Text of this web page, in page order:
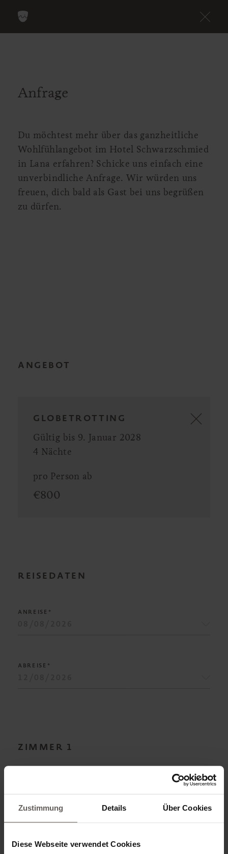
Zustimmung Details Über Cookies
Diese Webseite verwendet Cookies
Anfrage
Du möchtest mehr über das ganzheitliche
Wohlfühlangebot im Hotel Schwarzschmied
in Lana erfahren? Schicke uns einfach eine
unverbindliche Anfrage. Wir würden uns
freuen, dich bald als Gast bei uns begrüßen
zu dürfen.
ANGEBOT
GLOBETROTTING
Gültig bis 9. Januar 2028
4 Nächte
pro Person ab
€800
REISEDATEN
ANREISE*
ABREISE*
ZIMMER 1